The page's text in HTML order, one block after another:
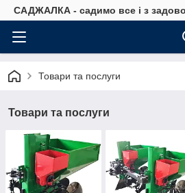
САДЖАЛКА - садимо все і з
Товари та послуги
Товари та послуги